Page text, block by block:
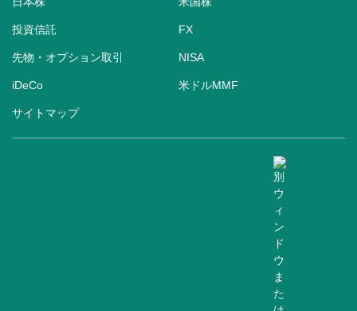
投資信託 FX
先物・オプション取引 NISA
iDeCo 米ドルMMF
サイトマップ